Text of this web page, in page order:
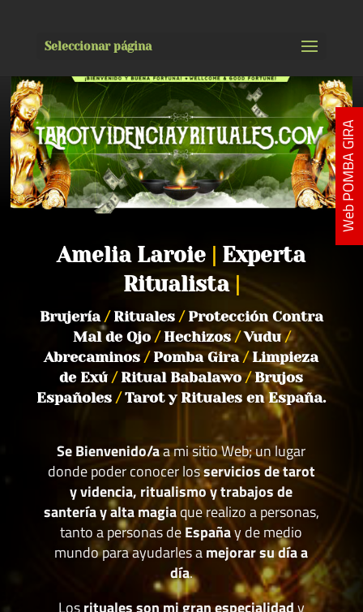
Seleccionar página
Amelia Laroie
Experta
Ritualista
Brujería /Rituales /Protección Contra
Mal de Ojo /Hechizos/Vudu/
Abrecaminos/Pomba Gira/Limpieza
de Exú/Ritual Babalawo/Brujos
Españoles/Tarot y Rituales en España.
Se Bienvenido/aa mi sitio Web; un lugar
donde poder conocer losservicios de tarot
y videncia, ritualismo y trabajos de
santería y alta magiaque realizo a personas,
tanto a personas deEspañay de medio
mundo para ayudarles amejorar su día a
día.
Losrituales son mi gran especialidady
Web POMBA GIRA